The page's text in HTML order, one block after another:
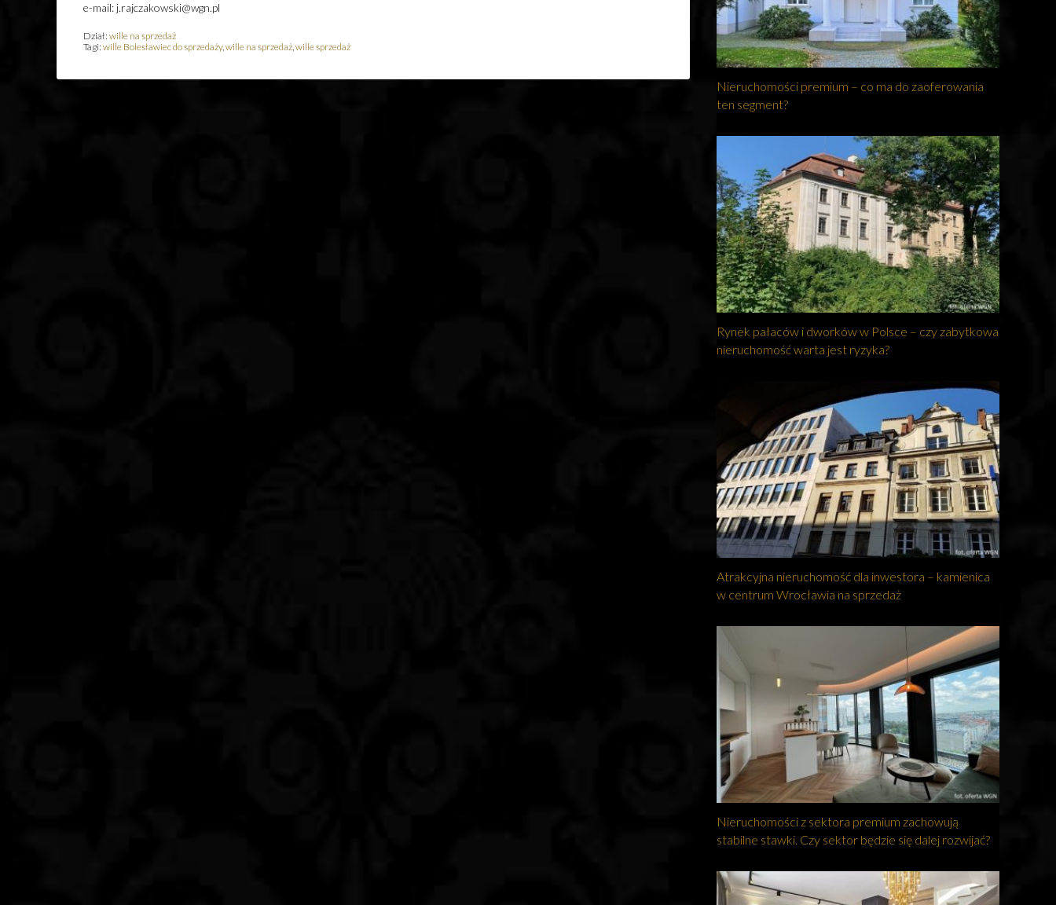
e-mail: j.rajczakowski@wgn.pl
Dział: wille na sprzedaż
Tagi: wille Bolesławiec do sprzedaży,wille na sprzedaż,wille sprzedaż
Nieruchomości premium – co ma do zaoferowania
ten segment?
Rynek pałaców i dworków w Polsce – czy zabytkowa
nieruchomość warta jest ryzyka?
Atrakcyjna nieruchomość dla inwestora – kamienica
w centrum Wrocławia na sprzedaż
Nieruchomości z sektora premium zachowują
stabilne stawki. Czy sektor będzie się dalej rozwijać?